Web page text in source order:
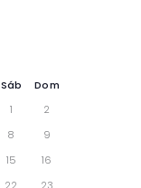
Sáb
Dom
1
2
8
9
15
16